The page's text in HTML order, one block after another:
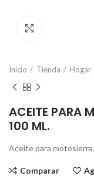
Inicio Tienda Hogar
ACEITE PARA
100 ML.
Aceite para motosierra
Comparar